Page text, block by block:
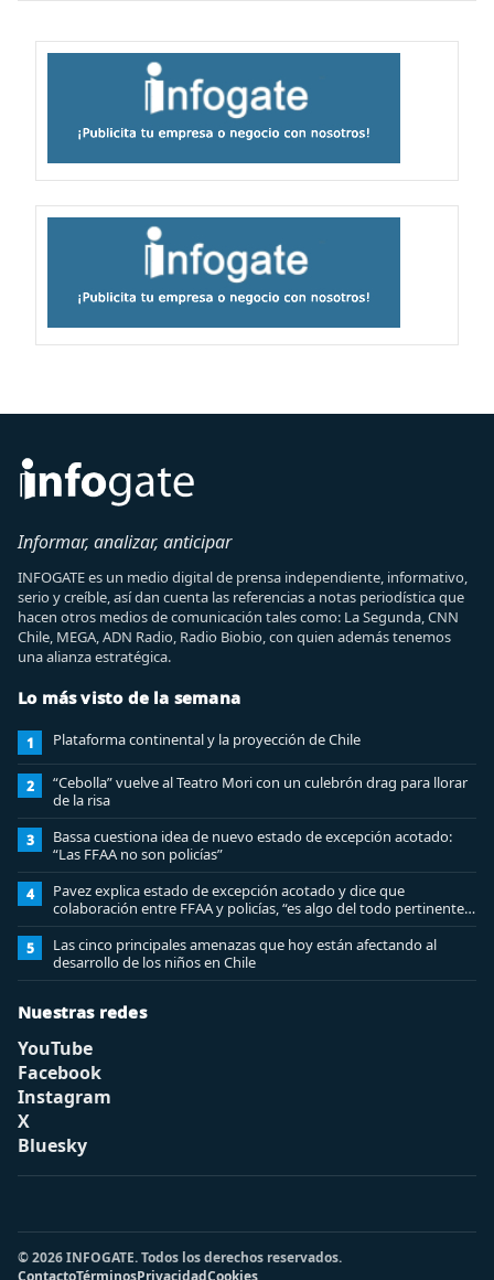
Informar, analizar, anticipar
INFOGATE es un medio digital de prensa independiente, informativo,
serio y creíble, así dan cuenta las referencias a notas periodística que
hacen otros medios de comunicación tales como: La Segunda, CNN
Chile, MEGA, ADN Radio, Radio Biobio, con quien además tenemos
una alianza estratégica.
Lo más visto de la semana
1 Plataforma continental y la proyección de Chile
2
“Cebolla” vuelve al Teatro Mori con un culebrón drag para llorar
de la risa
3
Bassa cuestiona idea de nuevo estado de excepción acotado:
“Las FFAA no son policías”
4
Pavez explica estado de excepción acotado y dice que
colaboración entre FFAA y policías, “es algo del todo pertinente
analizar”
5
Las cinco principales amenazas que hoy están afectando al
desarrollo de los niños en Chile
Nuestras redes
YouTube
Facebook
Instagram
X
Bluesky
© 2026 INFOGATE. Todos los derechos reservados.
ContactoTérminosPrivacidadCookies